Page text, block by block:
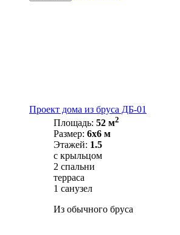
Проект дома из бруса ДБ-01
Площадь: 52 м2
Размер: 6х6 м
Этажей: 1.5
с крыльцом
2 спальни
терраса
1 санузел
Из обычного бруса